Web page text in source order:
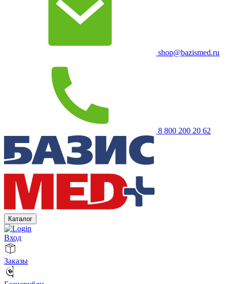
shop@bazismed.ru
8 800 200 20 62
Каталог
Вход
Заказы